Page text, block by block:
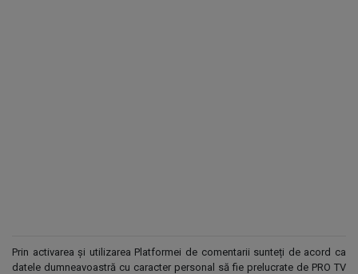
Prin activarea și utilizarea Platformei de comentarii sunteți de acord ca
datele dumneavoastră cu caracter personal să fie prelucrate de PRO TV